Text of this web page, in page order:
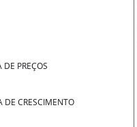
PREÇOS
DE CRESCIMENTO